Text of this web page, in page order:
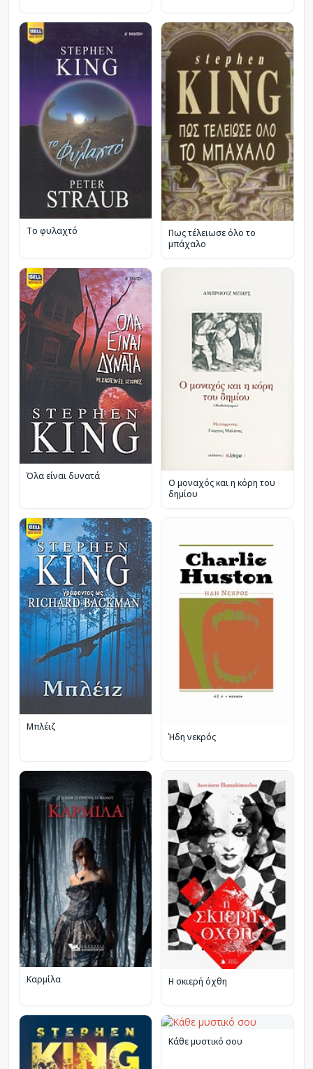
Το φυλαχτό
Πως τέλειωσε όλο το
μπάχαλο
Όλα είναι δυνατά
Ο μοναχός και η κόρη του
δημίου
Μπλέιζ
Ήδη νεκρός
Καρμίλα Η σκιερή όχθη
Κάθε μυστικό σου